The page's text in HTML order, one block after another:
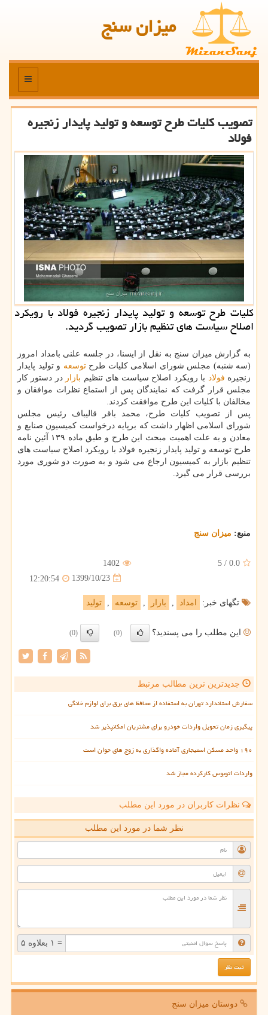
میزان سنج
منو
تصویب كلیات طرح توسعه و تولید پایدار زنجیره
فولاد
کلیات طرح توسعه و تولید پایدار زنجیره فولاد با رویکرد
اصلاح سیاست های تنظیم بازار تصویب گردید.
به گزارش میزان سنج به نقل از ایسنا، در جلسه علنی بامداد امروز
(سه شنبه) مجلس شورای اسلامی کلیات طرحتوسعه و تولید پایدار
زنجیره فولاد با رویکرد اصلاح سیاست های تنظیم بازار در دستور کار
مجلس قرار گرفت که نمایندگان پس از استماع نظرات موافقان و
مخالفان با کلیات این طرح موافقت کردند.
پس از تصویب کلیات طرح، محمد باقر قالیباف رئیس مجلس
شورای اسلامی اظهار داشت که برپایه درخواست کمیسیون صنایع و
معادن و به علت اهمیت مبحث این طرح و طبق ماده ۱۳۹ آئین نامه
طرح توسعه و تولید پایدار زنجیره فولاد با رویکرد اصلاح سیاست های
تنظیم بازار به کمیسیون ارجاع می شود و به صورت دو شوری مورد
بررسی قرار می گیرد.
منبع: میزان سنج
0.0
/
5
1402
1399/10/23
12:20:54
تگهای خبر: امداد , بازار , توسعه , تولید
این مطلب را می پسندید؟ (0)
(0)
جدیدترین ترین مطالب مرتبط
سفارش استاندارد تهران به استفاده از محافظ های برق برای لوازم خانگی
پیگیری زمان تحویل واردات خودرو برای مشتریان امکانپذیر شد
۱۹۰ واحد مسکن استیجاری آماده واگذاری به زوج های جوان است
واردات اتوبوس کارکرده مجاز شد
نظرات کاربران در مورد این مطلب
نظر شما در مورد این مطلب
= ۱ بعلاوه ۵
دوستان میزان سنج